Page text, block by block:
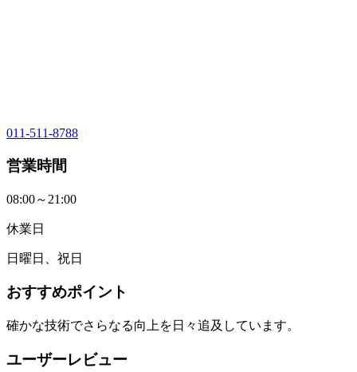
011-511-8788
営業時間
08:00～21:00
休業日
日曜日、祝日
おすすめポイント
確かな技術でさらなる向上を日々追及しています。
ユーザーレビュー